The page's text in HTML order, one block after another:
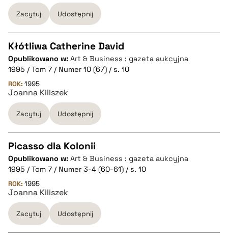
BIBTEX
pobierz cytat
Zacytuj Udostępnij
CZYSTY TEKST
pobierz cytat
BIBTEX
pobierz cytat
Kłótliwa Catherine David
Opublikowano w: Art & Business : gazeta aukcyjna
1995 / Tom 7 / Numer 10 (67) / s. 10
ROK: 1995
Joanna Kiliszek
Zacytuj Udostępnij
CZYSTY TEKST
pobierz cytat
BIBTEX
Picasso dla Kolonii
Opublikowano w: Art & Business : gazeta aukcyjna
1995 / Tom 7 / Numer 3-4 (60-61) / s. 10
ROK: 1995
Joanna Kiliszek
Zacytuj Udostępnij